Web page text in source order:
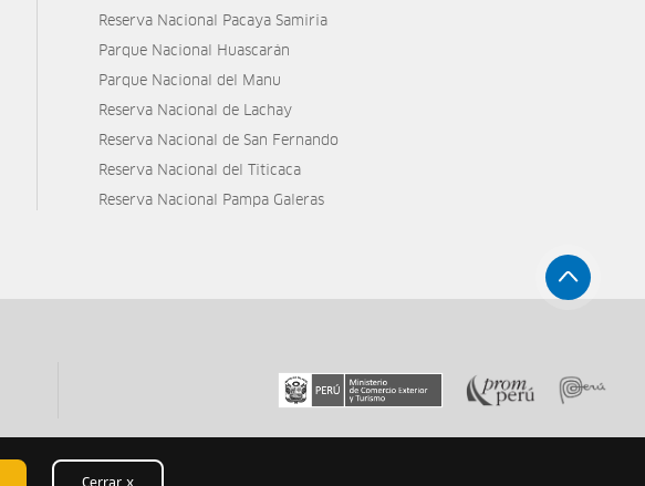
Reserva Nacional Pacaya Samiria
Parque Nacional Huascarán
Parque Nacional del Manu
Reserva Nacional de Lachay
Reserva Nacional de San Fernando
Reserva Nacional del Titicaca
Reserva Nacional Pampa Galeras